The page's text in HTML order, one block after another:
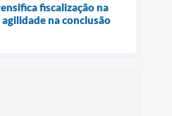
fiscalização na
agilidade na conclusão